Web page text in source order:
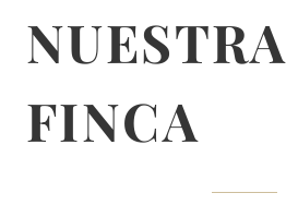
NUESTRA
FINCA